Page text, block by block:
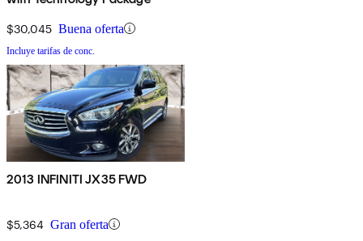
$30,045 Buena oferta
Incluye tarifas de conc.
2013 INFINITI JX35 FWD
$5,364 Gran oferta